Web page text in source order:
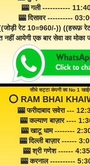
🎰 गली -----------
🎰 दिसावर ----------
रेट 10=960/-)) ((हरूफ़
आयेगी एक बार सेवा का मोका
सीधे सट्टा कंपनी का No 1
⭕️ RAM BHAI
🎰 फरीदाबाद सवेरा ---
🎰 कल्याण बाज़ार ----
🎰 खाटू धाम --------
🎰 दिल्ली बाज़ार ------
🎰 श्री गणेश ------
🎰 करनाल ----------